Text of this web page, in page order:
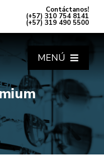
Contáctanos!
(+57) 310 754 8141
(+57) 319 490 5500
MENÚ